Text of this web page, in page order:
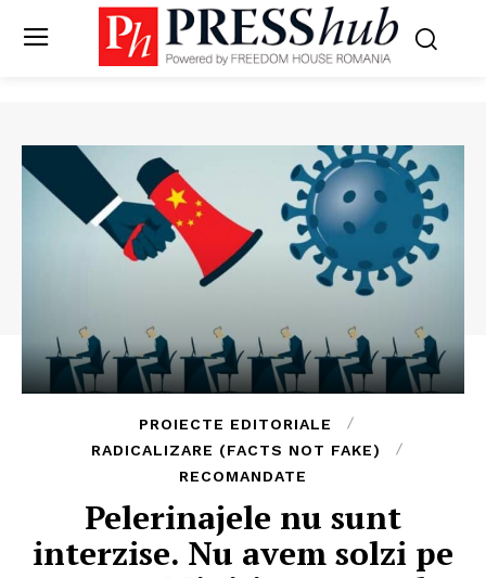
PROIECTE EDITORIALE
RADICALIZARE (FACTS NOT FAKE)
RECOMANDATE
Pelerinajele nu sunt
interzise. Nu avem solzi pe